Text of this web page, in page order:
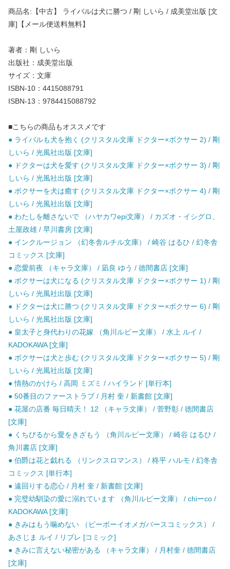
商品名:【中古】 ライバルは犬に勝つ / 剛 しいら / 成美堂出版 [文
庫]【メール便送料無料】
著者：剛 しいら
出版社：成美堂出版
サイズ：文庫
ISBN-10：4415088791
ISBN-13：9784415088792
■こちらの商品もオススメです
● ライバルも犬を抱く (クリスタル文庫 ドクター×ボクサー 2) / 剛
しいら / 光風社出版 [文庫]
● ドクターは犬を愛す (クリスタル文庫 ドクター×ボクサー 3) / 剛
しいら / 光風社出版 [文庫]
● ボクサーを犬は癒す (クリスタル文庫 ドクター×ボクサー 4) / 剛
しいら / 光風社出版 [文庫]
● わたしを離さないで （ハヤカワepi文庫） / カズオ・イシグロ、
土屋政雄 / 早川書房 [文庫]
● インクルージョン （幻冬舎ルチル文庫） / 崎谷 はるひ / 幻冬舎
コミックス [文庫]
● 恋愛前夜 （キャラ文庫） / 凪良 ゆう / 徳間書店 [文庫]
● ボクサーは犬になる (クリスタル文庫 ドクター×ボクサー 1) / 剛
しいら / 光風社出版 [文庫]
● ドクターは犬に勝つ (クリスタル文庫 ドクター×ボクサー 6) / 剛
しいら / 光風社出版 [文庫]
● 皇太子と身代わりの花嫁 （角川ルビー文庫） / 水上 ルイ /
KADOKAWA [文庫]
● ボクサーは犬と歩む (クリスタル文庫 ドクター×ボクサー 5) / 剛
しいら / 光風社出版 [文庫]
● 情熱のかけら / 高岡 ミズミ / ハイランド [単行本]
● 50番目のファーストラブ / 月村 奎 / 新書館 [文庫]
● 花屋の店番 毎日晴天！ 12 （キャラ文庫） / 菅野彰 / 徳間書店
[文庫]
● くちびるから愛をきざもう （角川ルビー文庫） / 崎谷 はるひ /
角川書店 [文庫]
● 伯爵は花と戯れる （リンクスロマンス） / 柊平 ハルモ / 幻冬舎
コミックス [単行本]
● 遠回りする恋心 / 月村 奎 / 新書館 [文庫]
● 完璧幼馴染の愛に溺れています （角川ルビー文庫） / chiーco /
KADOKAWA [文庫]
● きみはもう噛めない （ビーボーイオメガバースコミックス） /
あさじま ルイ / リブレ [コミック]
● きみに言えない秘密がある （キャラ文庫） / 月村奎 / 徳間書店
[文庫]